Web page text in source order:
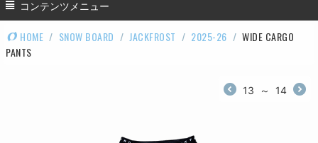
コンテンツメニュー
HOME / SNOW BOARD / JACKFROST / 2025-26 / WIDE CARGO
PANTS
13 ～ 14